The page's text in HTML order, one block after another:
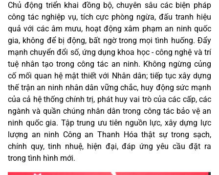
Chủ động triển khai đồng bộ, chuyên sâu các biện pháp
công tác nghiệp vụ, tích cực phòng ngừa, đấu tranh hiệu
quả với các âm mưu, hoạt động xâm phạm an ninh quốc
gia, không để bị động, bất ngờ trong mọi tình huống. Đẩy
mạnh chuyển đổi số, ứng dụng khoa học - công nghệ và trí
tuệ nhân tạo trong công tác an ninh. Không ngừng củng
cố mối quan hệ mật thiết với Nhân dân; tiếp tục xây dựng
thế trận an ninh nhân dân vững chắc, huy động sức mạnh
của cả hệ thống chính trị, phát huy vai trò của các cấp, các
ngành và quần chúng nhân dân trong công tác bảo vệ an
ninh quốc gia. Tập trung ưu tiên nguồn lực, xây dựng lực
lượng an ninh Công an Thanh Hóa thật sự trong sạch,
chính quy, tinh nhuệ, hiện đại, đáp ứng yêu cầu đặt ra
trong tình hình mới.